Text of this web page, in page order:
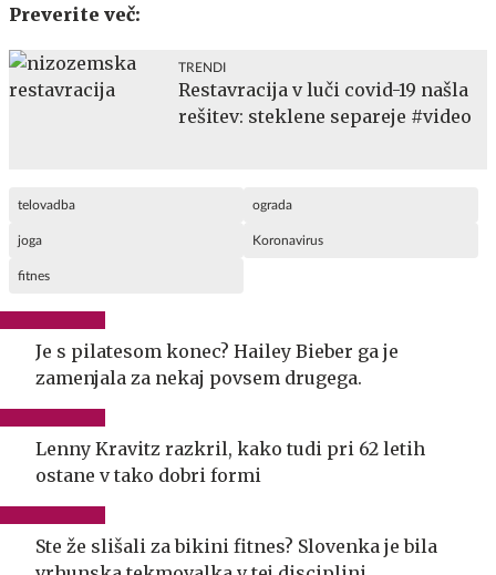
Preverite več:
TRENDI
Restavracija v luči covid-19 našla
rešitev: steklene separeje #video
telovadba ograda
joga Koronavirus
fitnes
Je s pilatesom konec? Hailey Bieber ga je
zamenjala za nekaj povsem drugega.
Lenny Kravitz razkril, kako tudi pri 62 letih
ostane v tako dobri formi
Ste že slišali za bikini fitnes? Slovenka je bila